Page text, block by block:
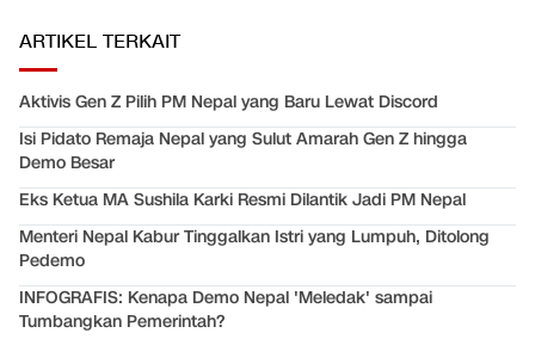
ARTIKEL TERKAIT
Aktivis Gen Z Pilih PM Nepal yang Baru Lewat Discord
Isi Pidato Remaja Nepal yang Sulut Amarah Gen Z hingga
Demo Besar
Eks Ketua MA Sushila Karki Resmi Dilantik Jadi PM Nepal
Menteri Nepal Kabur Tinggalkan Istri yang Lumpuh, Ditolong
Pedemo
INFOGRAFIS: Kenapa Demo Nepal 'Meledak' sampai
Tumbangkan Pemerintah?